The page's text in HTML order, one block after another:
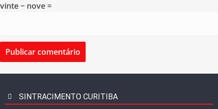
vinte − nove =
SINTRACIMENTO CURITIBA